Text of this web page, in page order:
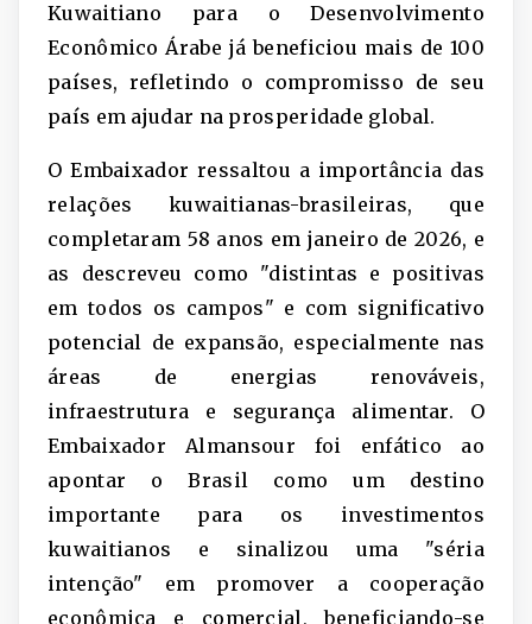
Kuwaitiano para o Desenvolvimento
Econômico Árabe já beneficiou mais de 100
países, refletindo o compromisso de seu
país em ajudar na prosperidade global.
O Embaixador ressaltou a importância das
relações kuwaitianas-brasileiras, que
completaram 58 anos em janeiro de 2026, e
as descreveu como "distintas e positivas
em todos os campos" e com significativo
potencial de expansão, especialmente nas
áreas de energias renováveis,
infraestrutura e segurança alimentar. O
Embaixador Almansour foi enfático ao
apontar o Brasil como um destino
importante para os investimentos
kuwaitianos e sinalizou uma "séria
intenção" em promover a cooperação
econômica e comercial, beneficiando-se